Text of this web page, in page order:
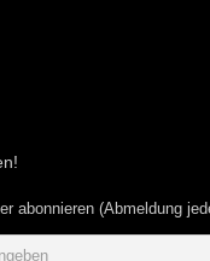
abonnieren (Abmeldung